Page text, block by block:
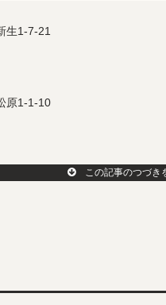
生1-7-21
原1-1-10
この記事のつづき